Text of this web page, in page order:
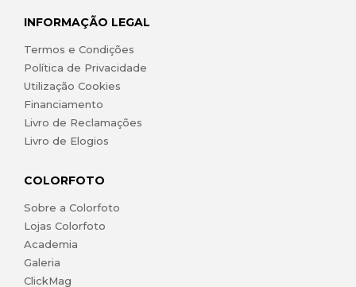
INFORMAÇÃO LEGAL
Termos e Condições
Política de Privacidade
Utilização Cookies
Financiamento
Livro de Reclamações
Livro de Elogios
COLORFOTO
Sobre a Colorfoto
Lojas Colorfoto
Academia
Galeria
ClickMag